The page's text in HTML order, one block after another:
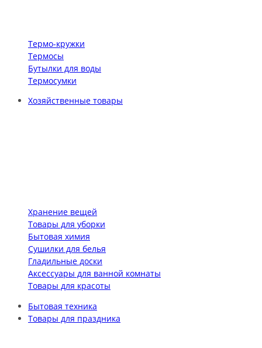
Термо-кружки
Термосы
Бутылки для воды
Термосумки
Хозяйственные товары
Хранение вещей
Товары для уборки
Бытовая химия
Сушилки для белья
Гладильные доски
Аксессуары для ванной комнаты
Товары для красоты
Бытовая техника
Товары для праздника